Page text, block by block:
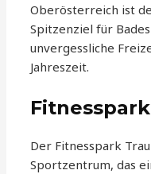
Oberösterreich ist
Spitzenziel für
unvergessliche
Jahreszeit.
Der Fitnesspark
Sportzentrum, das